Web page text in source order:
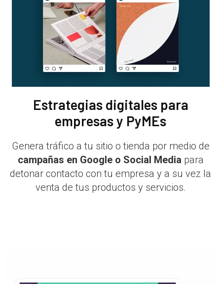
Estrategias digitales para
empresas y PyMEs
Genera tráfico a tu sitio o tienda por medio de
campañas en Google o Social Media para
detonar contacto con tu empresa y a su vez la
venta de tus productos y servicios.